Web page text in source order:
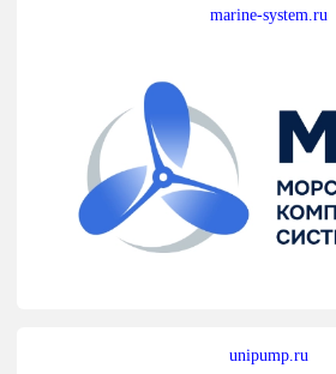
marine-system.ru
unipump.ru